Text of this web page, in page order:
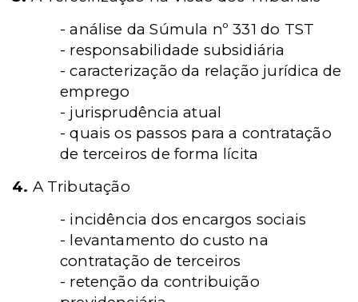
- análise da Súmula nº 331 do TST
- responsabilidade subsidiária
- caracterização da relação jurídica de
emprego
- jurisprudência atual
- quais os passos para a contratação
de terceiros de forma lícita
4. A Tributação
- incidência dos encargos sociais
- levantamento do custo na
contratação de terceiros
- retenção da contribuição